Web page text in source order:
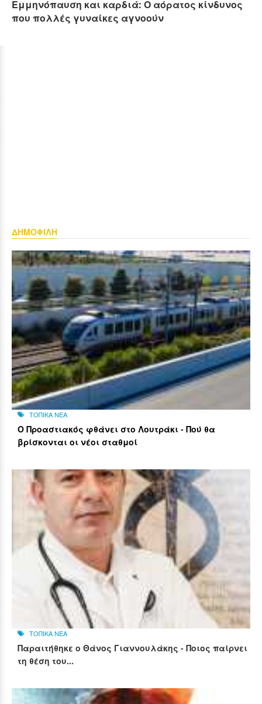
Εμμηνόπαυση και καρδιά: Ο αόρατος κίνδυνος
που πολλές γυναίκες αγνοούν
ΔΗΜΟΦΙΛΗ
ΤΟΠΙΚΑ ΝΕΑ
Ο Προαστιακός φθάνει στο Λουτράκι - Πού θα
βρίσκονται οι νέοι σταθμοί
ΤΟΠΙΚΑ ΝΕΑ
Παραιτήθηκε ο Θάνος Γιαννουλάκης - Ποιος παίρνει
τη θέση του...